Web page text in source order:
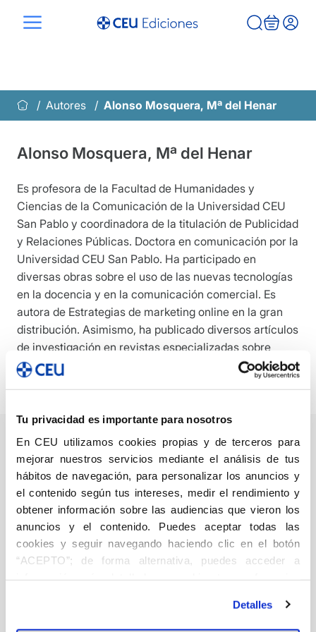
Tu privacidad es importante para nosotros
En CEU utilizamos cookies propias y de terceros para
mejorar nuestros servicios mediante el análisis de tus
hábitos de navegación, para personalizar los anuncios y
el contenido según tus intereses, medir el rendimiento y
obtener información sobre las audiencias que vieron los
anuncios y el contenido. Puedes aceptar todas las
cookies y seguir navegando haciendo clic en el botón
“ACEPTO”; de forma alternativa, puedes acceder a
en el botón "Personalizar". Para más información puedes
visitar nuestra Política de Cookies
Detalles
Autores Alonso Mosquera, Mª del Henar
Alonso Mosquera, Mª del Henar
Es profesora de la Facultad de Humanidades y
Ciencias de la Comunicación de la Universidad CEU
San Pablo y coordinadora de la titulación de Publicidad
y Relaciones Públicas. Doctora en comunicación por la
Universidad CEU San Pablo. Ha participado en
diversas obras sobre el uso de las nuevas tecnologías
en la docencia y en la comunicación comercial. Es
autora de Estrategias de marketing online en la gran
distribución. Asimismo, ha publicado diversos artículos
de investigación en revistas especializadas sobre
publicidad y marketing, y participa en diversos
proyectos de investigación universitaria.
Diccionario básico
de la
comunicación:
publicidad,
marketing,
creatividad y
relaciones
Periodismo
Alonso Mosquera, Mª del
Henar Bartolomé Muñoz de
Viñarás Abad, Mónica